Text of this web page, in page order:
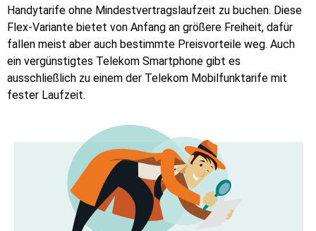
Handytarife ohne Mindestvertragslaufzeit zu buchen. Diese
Flex-Variante bietet von Anfang an größere Freiheit, dafür
fallen meist aber auch bestimmte Preisvorteile weg. Auch
ein vergünstigtes Telekom Smartphone gibt es
ausschließlich zu einem der Telekom Mobilfunktarife mit
fester Laufzeit.